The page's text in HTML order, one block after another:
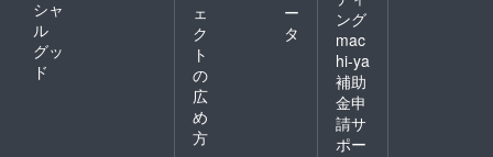
シャ
ル
グッ
ド
ェ
ク
ト
の
広
め
方
ー
タ
ング
mac
hi-ya
補助
金申
請サ
ポー